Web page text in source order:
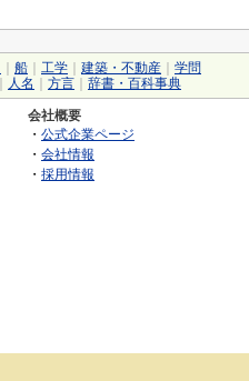
船 工学 建築・不動産
学問
人名 方言 辞書・百科事典
会社概要
・ 公式企業ページ
・ 会社情報
・ 採用情報